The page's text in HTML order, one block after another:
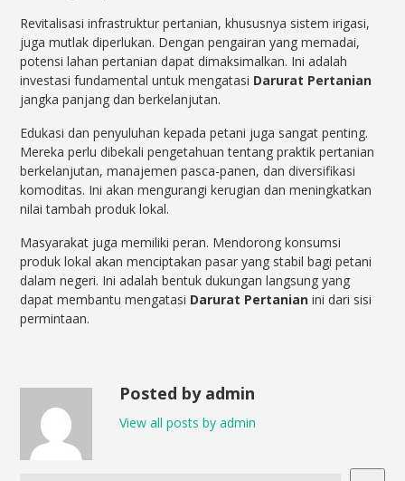
Revitalisasi infrastruktur pertanian, khususnya sistem irigasi,
juga mutlak diperlukan. Dengan pengairan yang memadai,
potensi lahan pertanian dapat dimaksimalkan. Ini adalah
investasi fundamental untuk mengatasi Darurat Pertanian
jangka panjang dan berkelanjutan.
Edukasi dan penyuluhan kepada petani juga sangat penting.
Mereka perlu dibekali pengetahuan tentang praktik pertanian
berkelanjutan, manajemen pasca-panen, dan diversifikasi
komoditas. Ini akan mengurangi kerugian dan meningkatkan
nilai tambah produk lokal.
Masyarakat juga memiliki peran. Mendorong konsumsi
produk lokal akan menciptakan pasar yang stabil bagi petani
dalam negeri. Ini adalah bentuk dukungan langsung yang
dapat membantu mengatasi Darurat Pertanian ini dari sisi
permintaan.
Posted by admin
View all posts by admin